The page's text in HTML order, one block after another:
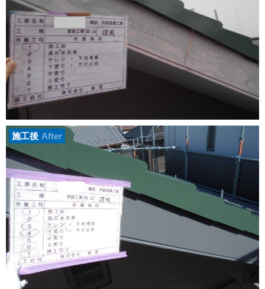
施工後 After